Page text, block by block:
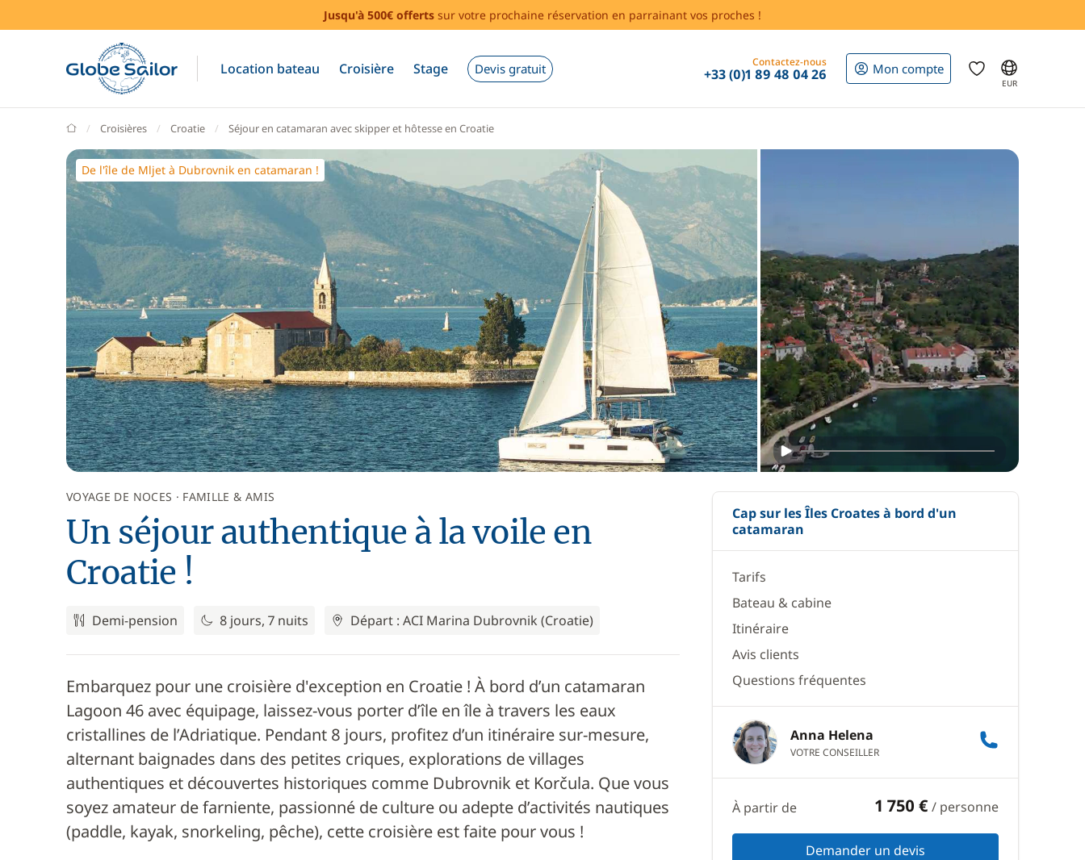
Jusqu'à 500€ offerts sur votre prochaine réservation en parrainant vos proches !
Location bateau Croisière Stage Devis gratuit Contactez-nous
+33 (0)1 89 48 04 26 Mon compte
EUR
GlobeSailor
Croisières Croatie Séjour en catamaran avec skipper et hôtesse en Croatie
De l'île de Mljet à Dubrovnik en catamaran !
VOYAGE DE NOCES FAMILLE & AMIS
Un séjour authentique à la voile en
Croatie !
Demi-pension 8 jours, 7 nuits Départ : ACI Marina Dubrovnik (Croatie)
Embarquez pour une croisière d'exception en Croatie ! À bord d’un catamaran
Lagoon 46 avec équipage, laissez-vous porter d’île en île à travers les eaux
cristallines de l’Adriatique. Pendant 8 jours, profitez d’un itinéraire sur-mesure,
alternant baignades dans des petites criques, explorations de villages
authentiques et découvertes historiques comme Dubrovnik et Korčula. Que vous
soyez amateur de farniente, passionné de culture ou adepte d’activités nautiques
(paddle, kayak, snorkeling, pêche), cette croisière est faite pour vous !
Cap sur les Îles Croates à bord d'un
catamaran
Tarifs
Bateau & cabine
Itinéraire
Avis clients
Questions fréquentes
Anna Helena
VOTRE CONSEILLER
À partir de 1 750 €/ personne
Demander un devis